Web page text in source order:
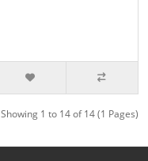
Showing 1 to 14 of 14 (1 Pages)